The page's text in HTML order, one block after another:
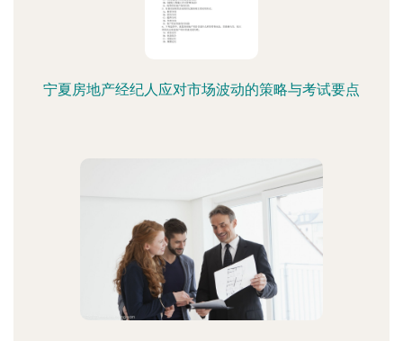
宁夏房地产经纪人应对市场波动的策略与考试要点